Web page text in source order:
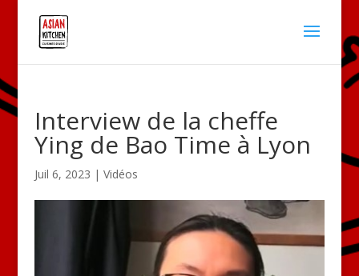
Interview de la cheffe
Ying de Bao Time à Lyon
Juil 6, 2023 | Vidéos